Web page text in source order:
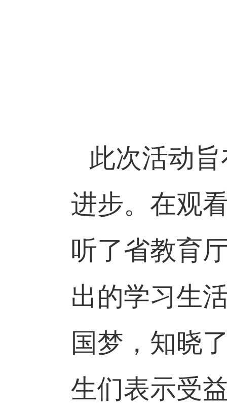
此次活动
进步。在观
听了省教育
出的学习生
国梦，知晓
生们表示受